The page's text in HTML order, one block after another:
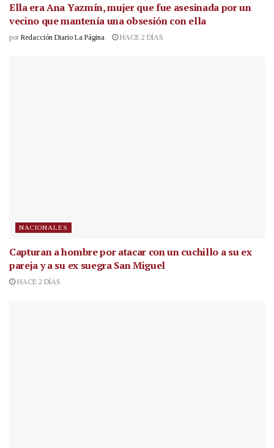
Ella era Ana Yazmín, mujer que fue asesinada por un
vecino que mantenía una obsesión con ella
por Redacción Diario La Página HACE 2 DÍAS
NACIONALES
Capturan a hombre por atacar con un cuchillo a su ex
pareja y a su ex suegra San Miguel
HACE 2 DÍAS